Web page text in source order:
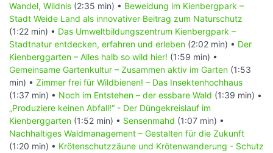
Wandel, Wildnis (2:35 min) • Beweidung im Kienbergpark –
Stadt Weide Land als innovativer Beitrag zum Naturschutz
(1:22 min) • Das Umweltbildungszentrum Kienbergpark –
Stadtnatur entdecken, erfahren und erleben (2:02 min) • Der
Kienberggarten – Alles halb so wild hier! (1:59 min) •
Gemeinsame Gartenkultur – Zusammen aktiv im Garten (1:53
min) • Zimmer frei für Wildbienen! – Das Insektenhochhaus
(1:37 min) • Noch im Entstehen – der essbare Wald (1:39 min) •
„Produziere keinen Abfall!“ - Der Düngekreislauf im
Kienberggarten (1:52 min) • Sensenmahd (1:07 min) •
Nachhaltiges Waldmanagement – Gestalten für die Zukunft
(1:20 min) • Krötenschutzzäune und Krötenwanderung - Schutz